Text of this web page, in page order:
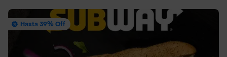
Hasta 39% Off